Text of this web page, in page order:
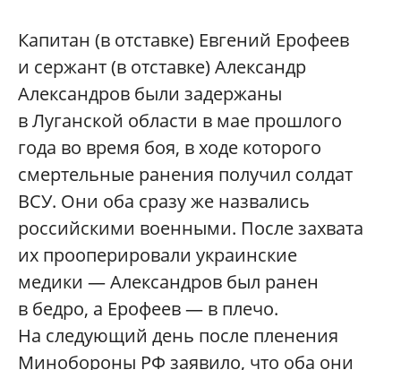
Капитан (в отставке) Евгений Ерофеев
и сержант (в отставке) Александр
Александров были задержаны
в Луганской области в мае прошлого
года во время боя, в ходе которого
смертельные ранения получил солдат
ВСУ. Они оба сразу же назвались
российскими военными. После захвата
их прооперировали украинские
медики — Александров был ранен
в бедро, а Ерофеев — в плечо.
На следующий день после пленения
Минобороны РФ заявило, что оба они